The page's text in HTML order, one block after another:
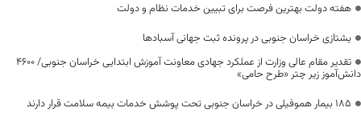
هفته دولت بهترین فرصت برای تبیین خدمات نظام و دولت
یشتازی خراسان جنوبی در پرونده ثبت جهانی آسبادها
تقدیر مقام عالی وزارت از عملکرد جهادی معاونت آموزش ابتدایی خراسان جنوبی/ ۴۶۰۰
دانش‌آموز زیر چتر «طرح حامی»
۱۸۵ بیمار هموفیلی در خراسان جنوبی تحت پوشش خدمات بیمه سلامت قرار دارند